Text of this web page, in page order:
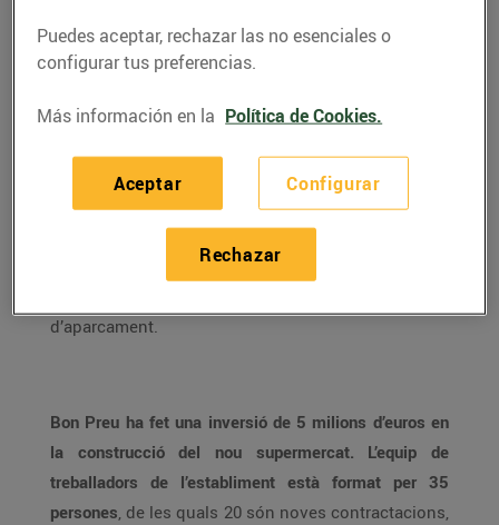
de 1.734 m² i 37 places d’aparcament
Amb l’obertura del supermercat s’han
Bon Preuha inaugurat un nousupermercat Bonpreu
al barri de Les Corts de Barcelona
situat a la Gran Via
de Carles III, 59-63. El nou establiment té una
d’aparcament.
Bon Preu ha fet una inversió de 5 milions d’euros en
la construcció del nou supermercat. L’equip de
treballadors de l’establiment està format per 35
persones, de les quals 20 són noves contractacions,
Puedes aceptar, rechazar las no esenciales o
configurar tus preferencias.
Más información en la Política de Cookies.
Configurar
Rechazar
Aceptar